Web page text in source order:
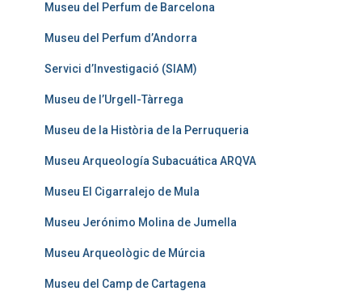
Museu del Perfum de Barcelona
Museu del Perfum d’Andorra
Servici d’Investigació (SIAM)
Museu de l’Urgell-Tàrrega
Museu de la Història de la Perruqueria
Museu Arqueología Subacuática ARQVA
Museu El Cigarralejo de Mula
Museu Jerónimo Molina de Jumella
Museu Arqueològic de Múrcia
Museu del Camp de Cartagena